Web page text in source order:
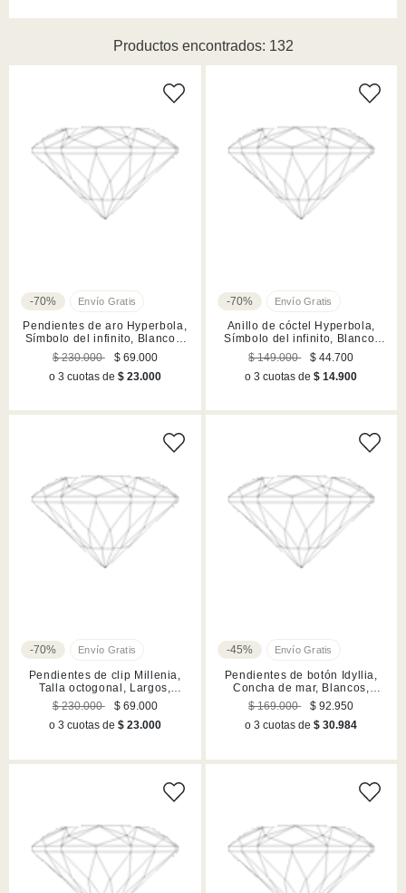
Productos encontrados: 132
-70%
Pendientes de aro Hyperbola,
Símbolo del infinito, Blancos,
Acabado en rodio
$ 230.000
$ 69.000
o 3 cuotas de $ 23.000
-70%
Anillo de cóctel Hyperbola,
Símbolo del infinito, Blanco,
Acabado en rodio
$ 149.000
$ 44.700
o 3 cuotas de$ 14.900
-70%
Pendientes de clip Millenia,
Talla octogonal, Largos,
Blancos, Acabado en rodio
$ 230.000
$ 69.000
o 3 cuotas de $ 23.000
-45%
Pendientes de botón Idyllia,
Concha de mar, Blancos,
Acabado en tono oro
$ 169.000
$ 92.950
o 3 cuotas de$ 30.984